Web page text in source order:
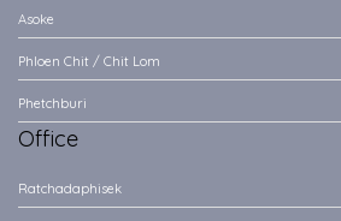
Asoke
Phloen Chit / Chit Lom
Phetchburi
Office
Ratchadaphisek